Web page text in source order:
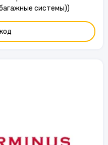
системы))